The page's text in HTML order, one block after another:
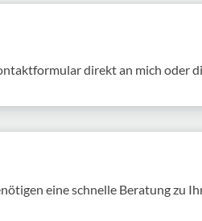
direkt an mich oder
eine schnelle Beratung zu